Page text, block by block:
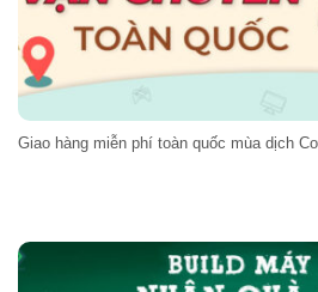
Giao hàng miễn phí toàn quốc mùa dịch